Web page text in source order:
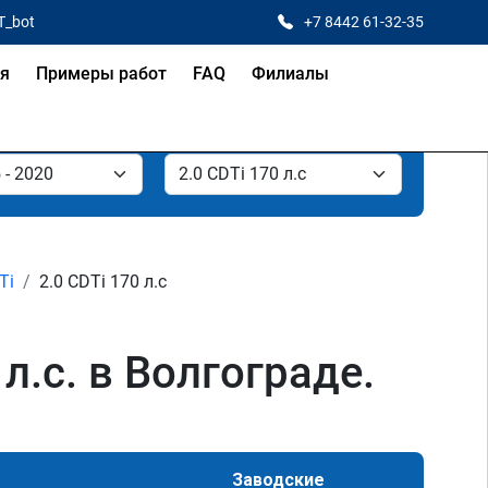
+7 8442 61-32-35
Примеры работ FAQ Филиалы
2.0 CDTi 170 л.с
в Волгограде.
Заводские